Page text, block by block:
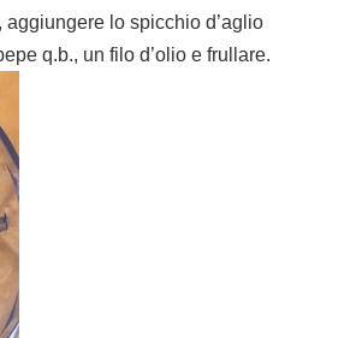
lo spicchio d’aglio
q.b., un filo d’olio e frullare.